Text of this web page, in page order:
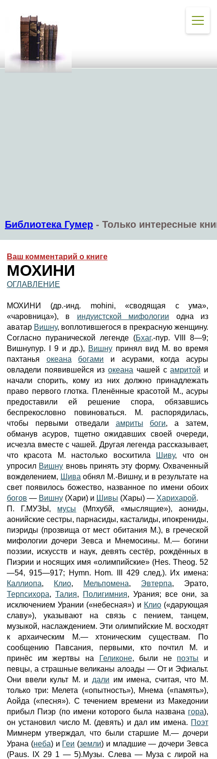
Библиотека Гумер - Только интересные
Ваш комментарий о книге
МОХИНИ
ОГЛАВЛЕНИЕ
МОХИНИ (др.-инд. mohini, «сводящая с ума»,
«чаровница»), в индуистской мифологии одна из
аватар Вишну, воплотившегося в прекрасную женщину.
Согласно пуранической легенде (Бхаг.-пур. VIII 8—9;
Вишнупур. I 9 и др.), Вишну принял вид М. во время
пахтанья океана богами и асурами, когда асуры
овладели появившейся изокеана чашей самритой и
начали спорить, кому из них должно принадлежать
право первого глотка. Пленённые красотой М., асуры
предоставили ей решение спора, обязавшись
беспрекословно повиноваться. М. распорядилась,
чтобы первыми отведали амриты боги, а затем,
обманув асуров, тщетно ожидавших своей очереди,
исчезла вместе с чашей. Другая легенда рассказывает,
что красота М. настолько восхитила
Шиву, что он
упросил Вишну вновь принять эту форму. Охваченный
вожделением, Шива обнял М.-Вишну, и в результате на
свет появилось божество, названное по имени обоих
богов — Вишну (Хари) и Шивы (Хары) — Харихарой.
П. Г.МУЗЫ, мусы (Мпхубй, «мыслящие»), аониды,
аонийские сестры, парнасиды, касталиды, ипокрениды,
пиэриды (прозвища от мест обитания М.), в греческой
мифологии дочери Зевса и Мнемосины. М.— богини
поэзии, искусств и наук, девять сестёр, рождённых в
Пиэрии и носящих имя «олимпийские» (Hes. Theog. 52
—54, 915—917; Hymn. Hom. III 429 след.). Их имена:
Каллиопа, Клио, Мельпомена, Эвтерпа, Эрато,
Терпсихора, Талия, Полигимния, Урания; все они, за
исключением Урании («небесная») и Клио(«дарующая
славу»), указывают на связь с пением, танцем,
музыкой, наслаждением. Эти олимпийские М. восходят
к архаическим М.— хтоническим существам. По
сообщению Павсания, первыми, кто почтил М. и
принёс им жертвы на
Геликоне, были не поэты и
певцы, а страшные великаны алоады — От и Эфиальт.
Они ввели культ М. и дали им имена, считая, что М.
только три: Мелета («опытность»), Мнема («память»),
Аойда («песня»). С течением времени из Македонии
прибыл Пиэр (по имени которого была названа гора),
он установил число М. (девять) и дал им имена. Поэт
Мимнерм утверждал, что были старшие М.— дочери
Урана (неба) и Геи (земли) и младшие — дочери Зевса
(Paus. IX 29 1 — 5).Музы. Слева — Муза с лирой на